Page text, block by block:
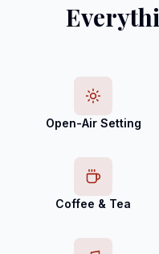
Open-Air Setting
Coffee & Tea